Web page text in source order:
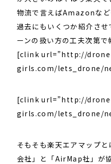
物流で言えばAmazonなど
過去にもいくつか紹介さ
ーンの扱い方の工夫次第で
[clink url=”http://
girls.com/lets_drone/
[clink url=”http://
girls.com/lets_drone/
そもそも楽天エアマップ
会社」と「AirMap社」が